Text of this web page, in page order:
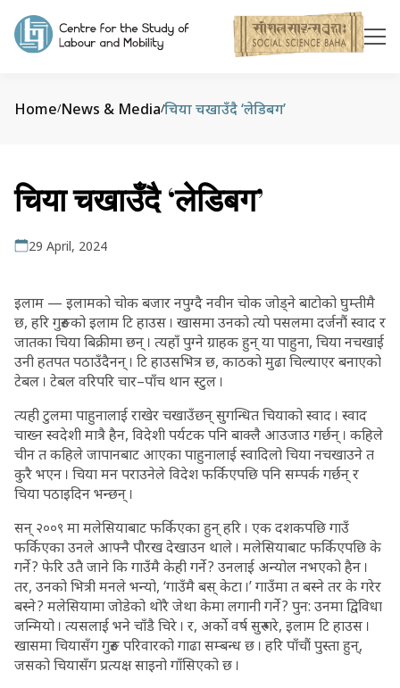
Home/News & Media/चिया चखाउँदै ‘लेडिबग’
चिया चखाउँदै ‘लेडिबग’
29 April, 2024
इलाम — इलामको चोक बजार नपुग्दै नवीन चोक जोड्ने बाटोको घुम्तीमै
छ, हरि गुरुङको इलाम टि हाउस । खासमा उनको त्यो पसलमा दर्जनौं स्वाद र
जातका चिया बिक्रीमा छन् । त्यहाँ पुग्ने ग्राहक हुन् या पाहुना, चिया नचखाई
उनी हतपत पठाउँदैनन् । टि हाउसभित्र छ, काठको मुढा चिल्याएर बनाएको
टेबल । टेबल वरिपरि चार–पाँच थान स्टुल ।
त्यही टुलमा पाहुनालाई राखेर चखाउँछन् सुगन्धित चियाको स्वाद । स्वाद
चाख्न स्वदेशी मात्रै हैन, विदेशी पर्यटक पनि बाक्लै आउजाउ गर्छन् । कहिले
चीन त कहिले जापानबाट आएका पाहुनालाई स्वादिलो चिया नचखाउने त
कुरै भएन । चिया मन पराउनेले विदेश फर्किएपछि पनि सम्पर्क गर्छन् र
चिया पठाइदिन भन्छन् ।
सन् २००९ मा मलेसियाबाट फर्किएका हुन् हरि । एक दशकपछि गाउँ
फर्किएका उनले आफ्नै पौरख देखाउन थाले । मलेसियाबाट फर्किएपछि के
गर्ने ? फेरि उतै जाने कि गाउँमै केही गर्ने ? उनलाई अन्योल नभएको हैन ।
तर, उनको भित्री मनले भन्यो, ‘गाउँमै बस् केटा ।’ गाउँमा त बस्ने तर के गरेर
बस्ने ? मलेसियामा जोडेको थोरै जेथा केमा लगानी गर्ने ? पुन: उनमा द्विविधा
जन्मियो । त्यसलाई भने चाँडै चिरे । र, अर्को वर्ष सुरु गरे, इलाम टि हाउस ।
खासमा चियासँग गुरुङ परिवारको गाढा सम्बन्ध छ । हरि पाँचौं पुस्ता हुन्,
जसको चियासँग प्रत्यक्ष साइनो गाँसिएको छ ।